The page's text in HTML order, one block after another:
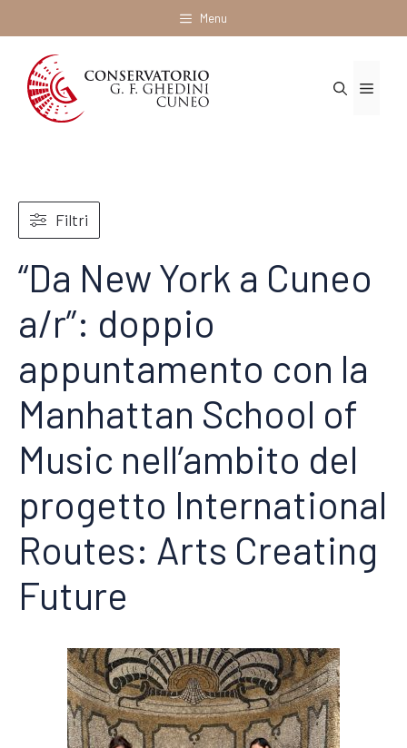
al
contenuto
Menu
Menu
Filtri
“Da New York a Cuneo
a/r”: doppio
appuntamento con la
Manhattan School of
Music nell’ambito del
progetto International
Routes: Arts Creating
Future